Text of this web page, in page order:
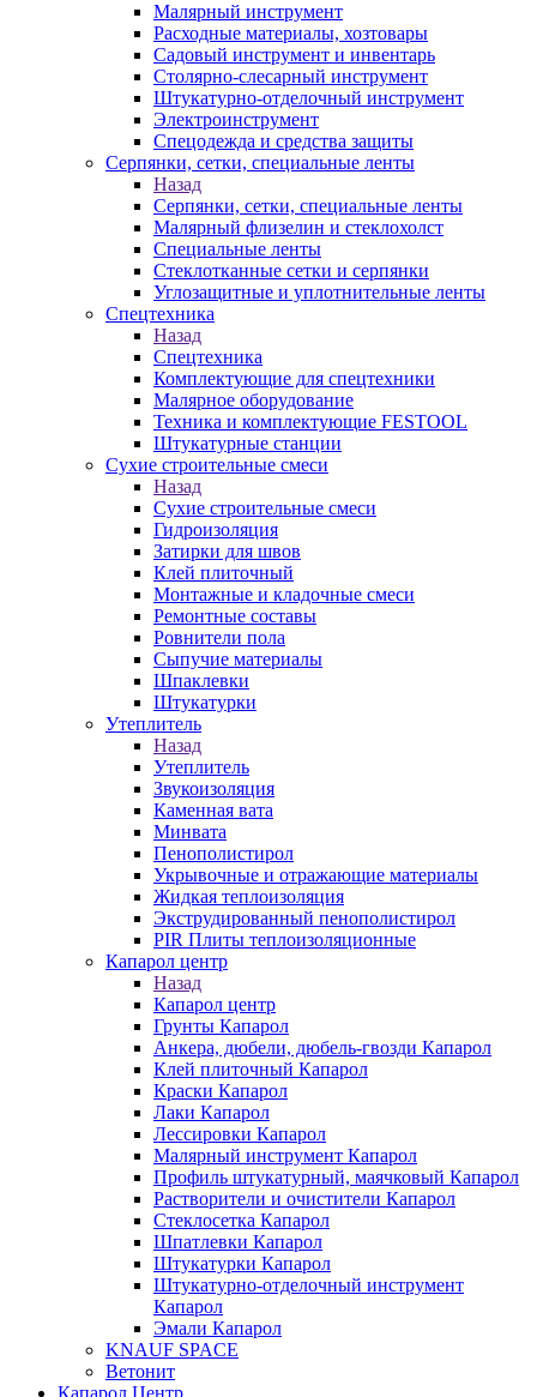
Малярный инструмент
Расходные материалы, хозтовары
Садовый инструмент и инвентарь
Столярно-слесарный инструмент
Штукатурно-отделочный инструмент
Электроинструмент
Спецодежда и средства защиты
Серпянки, сетки, специальные ленты
Назад
Серпянки, сетки, специальные ленты
Малярный флизелин и стеклохолст
Специальные ленты
Стеклотканные сетки и серпянки
Углозащитные и уплотнительные ленты
Спецтехника
Назад
Спецтехника
Комплектующие для спецтехники
Малярное оборудование
Техника и комплектующие FESTOOL
Штукатурные станции
Сухие строительные смеси
Назад
Сухие строительные смеси
Гидроизоляция
Затирки для швов
Клей плиточный
Монтажные и кладочные смеси
Ремонтные составы
Ровнители пола
Сыпучие материалы
Шпаклевки
Штукатурки
Утеплитель
Назад
Утеплитель
Звукоизоляция
Каменная вата
Минвата
Пенополистирол
Укрывочные и отражающие материалы
Жидкая теплоизоляция
Экструдированный пенополистирол
PIR Плиты теплоизоляционные
Капарол центр
Назад
Капарол центр
Грунты Капарол
Анкера, дюбели, дюбель-гвозди Капарол
Клей плиточный Капарол
Краски Капарол
Лаки Капарол
Лессировки Капарол
Малярный инструмент Капарол
Профиль штукатурный, маячковый Капарол
Растворители и очистители Капарол
Cтеклосетка Капарол
Шпатлевки Капарол
Штукатурки Капарол
Штукатурно-отделочный инструмент
Капарол
Эмали Капарол
KNAUF SPACE
Ветонит
Капарол Центр